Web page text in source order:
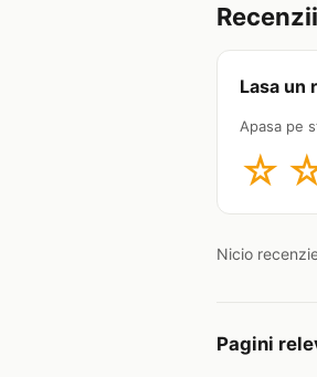
Recenzii
Lasa un
Apasa pe
☆
Nicio
Pagini